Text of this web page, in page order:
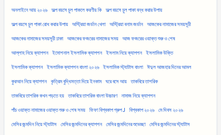
অনলাইনে আয় ২০২৬ অল্প বয়সে চুল পাকলে করণীয় কি অল্প বয়সে চুল পাকা বন্ধ করার উপায়
অল্প বয়সে চুল পাকা রোধ করার উপায় অস্ট্রিয়া জর্ডান খেলা অস্ট্রিয়া বনাম জর্ডান আজকের নামাজের সময়সূচী
আজকের নামাজের সময়সূচী ঢাকা আজকের ফজরের নামাজের সময় আজ ফজরের ওয়াক্ত শুরু ও শেষ
আল্লাহ নিয়ে ক্যাপশন ইমোশনাল ইসলামিক ক্যাপশন ইসলাম নিয়ে ক্যাপশন ইসলামিক উক্তি
ইসলামিক ক্যাপশন ইসলামিক ক্যাপশন বাংলা ২০২৬ ইসলামিক স্ট্যাটাস বাংলা ঈদুল আজহার দিনের আমল
কুরআন নিয়ে ক্যাপশন কৃত্রিম বুদ্ধিমত্তা দিয়ে ইনকাম ঘরে বসে আয় তাকবিরে তাশরিক
তাকবিরে তাশরিক কখন পড়তে হয় তাকবিরে তাশরিক বাংলা উচ্চারণ নামাজ নিয়ে ক্যাপশন
পাঁচ ওয়াক্ত নামাজের ওয়াক্ত শুরু ও শেষ সময় ফিফা বিশ্বকাপ গ্রুপ J বিশ্বকাপ ২০২৬ মে দিবস ২০২৬
মেসির জন্মদিন নিয়ে স্ট্যাটাস মেসির জন্মদিনের ক্যাপশন মেসির জন্মদিনের শুভেচ্ছা মেসির জন্মদিনের স্ট্যাটাস